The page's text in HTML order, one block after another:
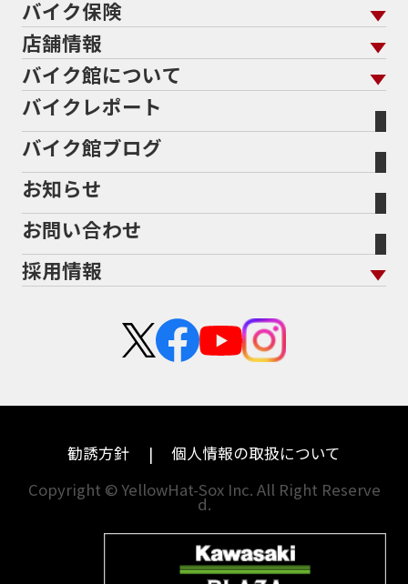
80万以下大型80万円以下82185馬力883
883R890DUKE899 Panigale8月8月11日
8耐8耐見に行きたい
946ml950S950cc
ADDRESSADDRESS 110ADVADV150
ADV160AEROX
AEROX155 ABS
ANNIVERSARYAPEAPE 100 DXAPEX
ARMORED CORE2
Address125
BALIUSⅡBANDIT
BANDIT 1250FBANDIT 1250S
BANDIT1250FBANDIT1250SBBQ
BEETフルエキ
BEETマフラー
BLACKLIMITEDBMW
BMW S1000RR Mパッケージ
BMWS1000R
BMW S1000RR
メーカーから探す
色から探す
スタイルから探す
排気量から探す
地域から探す
中古車から探す
バイク館買取の強み
バイクを高く売るコツ
バイク買取の流れ
全国展開の強み
よくあるご質問
バイク買取強化車両
メーカー別買取相場・
ヤマハ
ホンダ
スズキ
ハーレーダビッドソン
ドゥカティ
トライアンフ
アプリリア
KTM
モトグッツイ
MVアグスタ
他海外ﾒｰｶｰ
メンテナンス トップ
バイク点検
バイク車検
Bikeep
プロテクションフィルム
バイク保険
バイク保険 トップ
自賠責保険
任意保険
バイク保険無料見積り（現在未加入の方）
バイク保険無料見積り（他社でご加入の方）
盗難保険
店舗情報
店舗情報 トップ
北海道
宮城
福島
茨城
栃木
兵庫
福岡
バイク館について
バイク館について トップ
バイク館が選ばれる理由
会社概要
沿革
二輪公正取引協議会加盟店
バイクレポート
バイク館ブログ
お知らせ
お問い合わせ
採用情報
中途採用・アルバイト
勧誘方針
個人情報の取扱について
Copyright © YellowHat-Sox Inc. All Right Reserve
d.